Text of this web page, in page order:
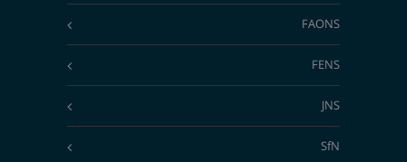
FAONS
FENS
JNS
SfN